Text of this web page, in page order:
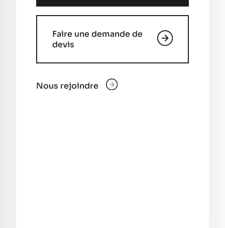
Faire une demande de
devis
Nous rejoindre